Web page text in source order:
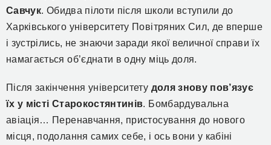
Савчук. Обидва пілоти після школи вступили до
Харківського університету Повітряних Сил, де вперше
і зустрілись, не знаючи заради якої величної справи їх
намагається об’єднати в одну міць доля.
Після закінчення університету доля знову пов’язує
їх у місті Старокостянтинів. Бомбардувальна
авіація… Перенавчання, пристосування до нового
місця, подолання самих себе, і ось вони у кабіні